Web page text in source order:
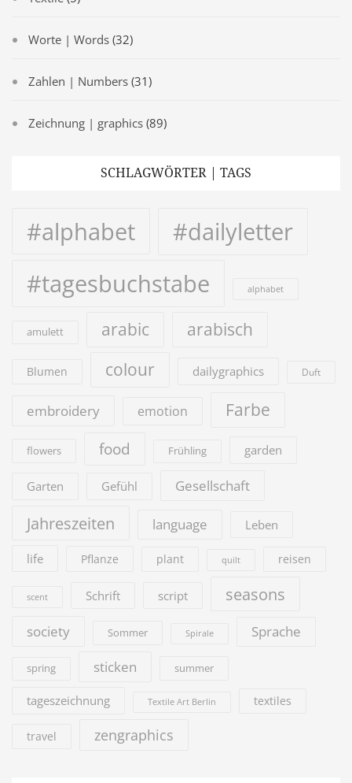
Worte | Words (32)
Zahlen | Numbers (31)
Zeichnung | graphics (89)
SCHLAGWÖRTER | TAGS
#alphabet
#dailyletter
#tagesbuchstabe
alphabet
amulett arabic arabisch
Blumen colour dailygraphics Duft
embroidery emotion Farbe
flowers food Frühling garden
Garten Gefühl Gesellschaft
Jahreszeiten language Leben
life Pflanze plant quilt reisen
scent Schrift script seasons
society Sommer Spirale Sprache
spring sticken summer
tageszeichnung Textile Art Berlin textiles
travel zengraphics